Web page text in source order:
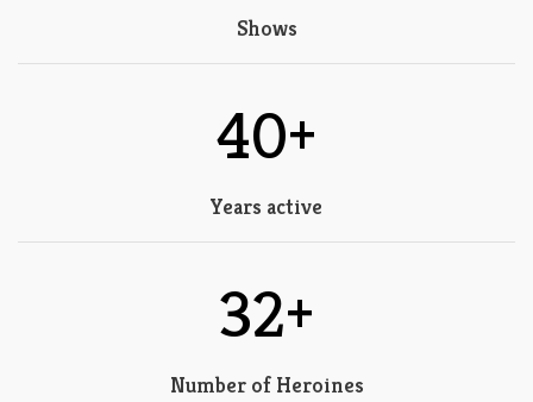
Shows
40+
Years active
32+
Number of Heroines